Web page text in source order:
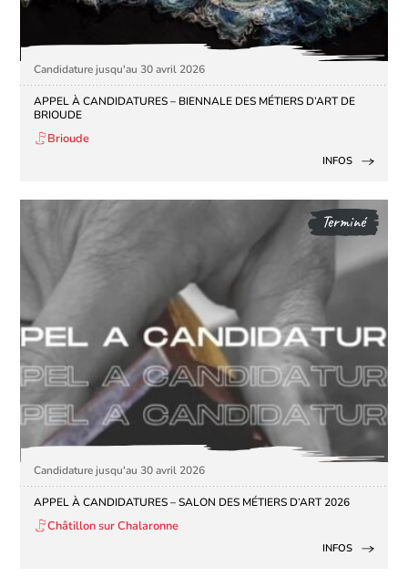
Candidature jusqu'au 30 avril 2026
APPEL À CANDIDATURES – BIENNALE DES MÉTIERS D’ART DE
BRIOUDE
Brioude
INFOS
Terminé
Candidature jusqu'au 30 avril 2026
APPEL À CANDIDATURES – SALON DES MÉTIERS D’ART 2026
Châtillon sur Chalaronne
INFOS